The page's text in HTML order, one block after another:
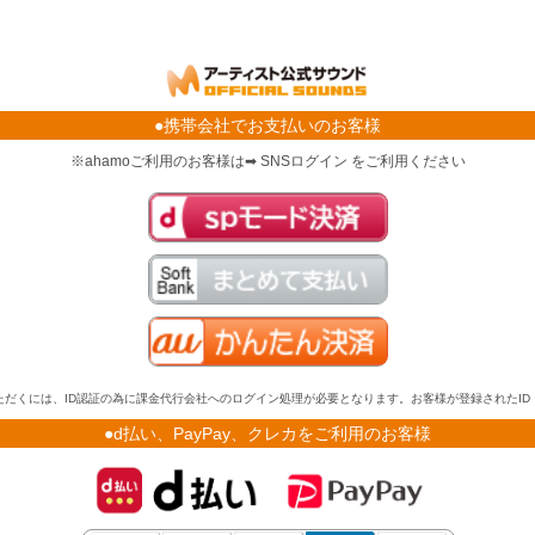
●携帯会社でお支払いのお客様
※ahamoご利用のお客様は➡ SNSログイン をご利用ください
くには、ID認証の為に課金代行会社へのログイン処理が必要となります。お客様が登録されたID
●d払い、PayPay、クレカをご利用のお客様